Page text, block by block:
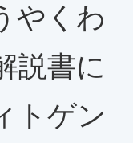
やくわ
説書に
トゲン